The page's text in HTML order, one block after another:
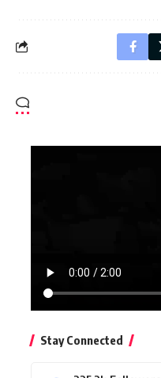
Stay Connected